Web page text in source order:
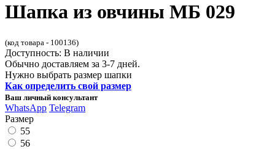
Шапка из овчины МБ 029
(код товара - 100136)
Доступность: В наличии
Обычно доставляем за 3-7 дней.
Нужно выбрать размер шапки
Как определить свой размер
Ваш личный консультант
WhatsApp Telegram
Размер
55
56